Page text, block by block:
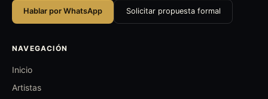
Hablar por WhatsApp Solicitar propuesta formal
NAVEGACIÓN
Inicio
Artistas